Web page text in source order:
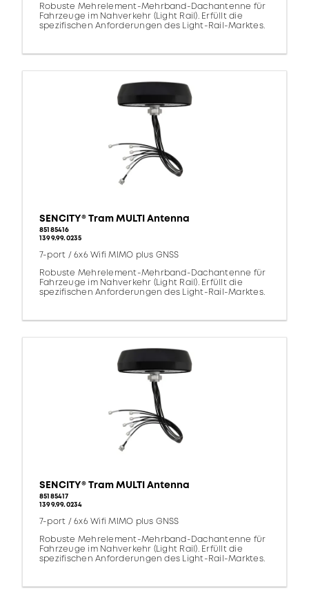
Robuste Mehrelement-Mehrband-Dachantenne für
Fahrzeuge im Nahverkehr (Light Rail). Erfüllt die
spezifischen Anforderungen des Light-Rail-Marktes.
SENCITY® Tram MULTI Antenna
85185416
1399.99.0235
7-port / 6x6 Wifi MIMO plus GNSS
Robuste Mehrelement-Mehrband-Dachantenne für
Fahrzeuge im Nahverkehr (Light Rail). Erfüllt die
spezifischen Anforderungen des Light-Rail-Marktes.
SENCITY® Tram MULTI Antenna
85185417
1399.99.0234
7-port / 6x6 Wifi MIMO plus GNSS
Robuste Mehrelement-Mehrband-Dachantenne für
Fahrzeuge im Nahverkehr (Light Rail). Erfüllt die
spezifischen Anforderungen des Light-Rail-Marktes.